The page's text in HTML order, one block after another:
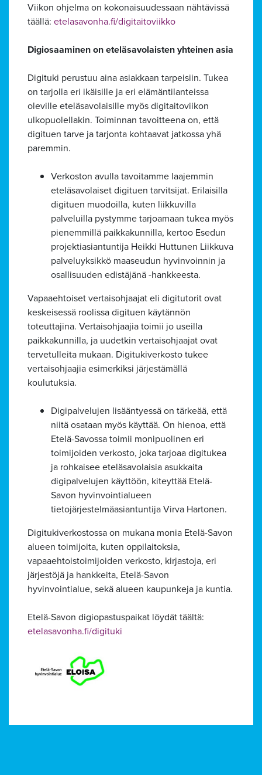
Viikon ohjelma on kokonaisuudessaan nähtävissä
täällä: etelasavonha.fi/digitaitoviikko
Digiosaaminen on eteläsavolaisten yhteinen asia
Digituki perustuu aina asiakkaan tarpeisiin. Tukea
on tarjolla eri ikäisille ja eri elämäntilanteissa
oleville eteläsavolaisille myös digitaitoviikon
ulkopuolellakin. Toiminnan tavoitteena on, että
digituen tarve ja tarjonta kohtaavat jatkossa yhä
paremmin.
Verkoston avulla tavoitamme laajemmin
eteläsavolaiset digituen tarvitsijat. Erilaisilla
digituen muodoilla, kuten liikkuvilla
palveluilla pystymme tarjoamaan tukea myös
pienemmillä paikkakunnilla, kertoo Esedun
projektiasiantuntija Heikki Huttunen Liikkuva
palveluyksikkö maaseudun hyvinvoinnin ja
osallisuuden edistäjänä -hankkeesta.
Vapaaehtoiset vertaisohjaajat eli digitutorit ovat
keskeisessä roolissa digituen käytännön
toteuttajina. Vertaisohjaajia toimii jo useilla
paikkakunnilla, ja uudetkin vertaisohjaajat ovat
tervetulleita mukaan. Digitukiverkosto tukee
vertaisohjaajia esimerkiksi järjestämällä
koulutuksia.
Digipalvelujen lisääntyessä on tärkeää, että
niitä osataan myös käyttää. On hienoa, että
Etelä-Savossa toimii monipuolinen eri
toimijoiden verkosto, joka tarjoaa digitukea
ja rohkaisee eteläsavolaisia asukkaita
digipalvelujen käyttöön, kiteyttää Etelä-
Savon hyvinvointialueen
tietojärjestelmäasiantuntija Virva Hartonen.
Digitukiverkostossa on mukana monia Etelä-Savon
alueen toimijoita, kuten oppilaitoksia,
vapaaehtoistoimijoiden verkosto, kirjastoja, eri
järjestöjä ja hankkeita, Etelä-Savon
hyvinvointialue, sekä alueen kaupunkeja ja kuntia.
Etelä-Savon digiopastuspaikat löydät täältä:
etelasavonha.fi/digituki
Alavalikko